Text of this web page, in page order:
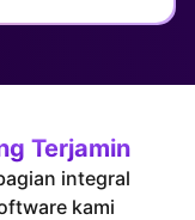
Terjamin
integral
kami